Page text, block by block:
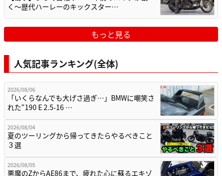
く〜歴代ハーレーのキックスター…
もっと見る
人気記事ランキング(全体)
2026/08/06
「いくらなんでも大げさ過ぎ…」BMWに嘲笑さ
れた“190 E 2.5-16 …
2026/08/04
夏のツーリングから帰ってきたらやるべきこと
３選
2026/08/05
悪魔のZからAE86まで、疲れた心に蘇るエキゾ